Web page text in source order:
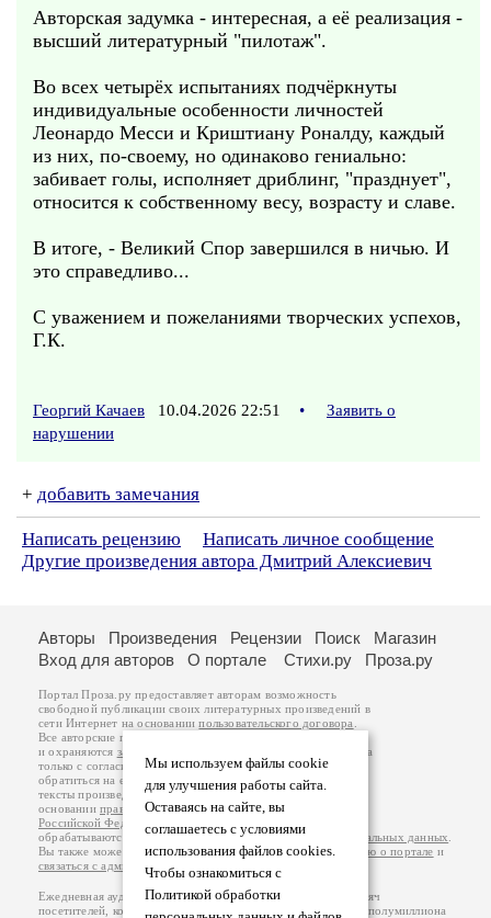
Авторская задумка - интересная, а её реализация -
высший литературный "пилотаж".
Во всех четырёх испытаниях подчёркнуты
индивидуальные особенности личностей
Леонардо Месси и Криштиану Роналду, каждый
из них, по-своему, но одинаково гениально:
забивает голы, исполняет дриблинг, "празднует",
относится к собственному весу, возрасту и славе.
В итоге, - Великий Спор завершился в ничью. И
это справедливо...
С уважением и пожеланиями творческих успехов,
Г.К.
Георгий Качаев 10.04.2026 22:51 •
Заявить о
нарушении
+ добавить замечания
Написать рецензию
Написать личное сообщение
Другие произведения автора Дмитрий Алексиевич
Мы используем файлы cookie
для улучшения работы сайта.
Оставаясь на сайте, вы
соглашаетесь с условиями
использования файлов cookies.
Чтобы ознакомиться с
Политикой обработки
Авторы Произведения Рецензии Поиск
Магазин
Вход для авторов
О портале Стихи.ру Проза.ру
Портал Проза.ру предоставляет авторам возможность
свободной публикации своих литературных произведений в
сети Интернет на основаниипользовательского договора
Все авторские права на произведения принадлежат авторам
и охраняются законом
. Перепечатка произведений возможна
только с согласия его автора, к которому вы можете
обратиться на его авторской странице. Ответственность за
тексты произведений авторы несут самостоятельно на
основанииправил публикацииизаконодательства
Российской Федерации
обрабатываются на основанииПолитики обработки персональных данных
Вы также можете посмотреть более подробнуюинформацию о портале и
связаться с администрацией
Ежедневная аудитория портала Проза.ру – порядка 100 тысяч
посетителей, которые в общей сумме просматривают более полумиллиона